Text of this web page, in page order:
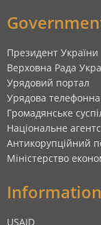
Президент України
Верховна Рада
Урядовий портал
Урядова телефонна
Громадянське
Національне
Антикорупційний
Міністерство
USAID